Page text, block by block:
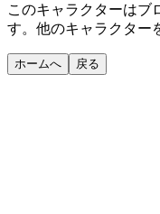
このキャラクターはブ
す。他のキャラクター
ホームへ 戻る